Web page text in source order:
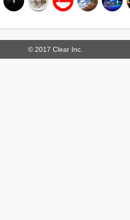
© 2017 Clear Inc.